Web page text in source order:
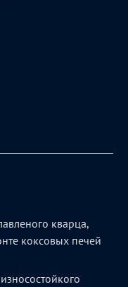
кварца,
коксовых печей